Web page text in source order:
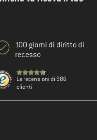
100 giorni di diritto di
recesso
Le recensioni di 986
clienti